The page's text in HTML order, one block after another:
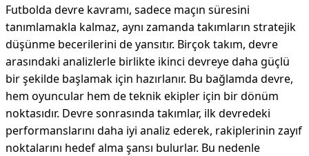
Futbolda devre kavramı, sadece maçın süresini
tanımlamakla kalmaz, aynı zamanda takımların stratejik
düşünme becerilerini de yansıtır. Birçok takım, devre
arasındaki analizlerle birlikte ikinci devreye daha güçlü
bir şekilde başlamak için hazırlanır. Bu bağlamda devre,
hem oyuncular hem de teknik ekipler için bir dönüm
noktasıdır. Devre sonrasında takımlar, ilk devredeki
performanslarını daha iyi analiz ederek, rakiplerinin zayıf
noktalarını hedef alma şansı bulurlar. Bu nedenle